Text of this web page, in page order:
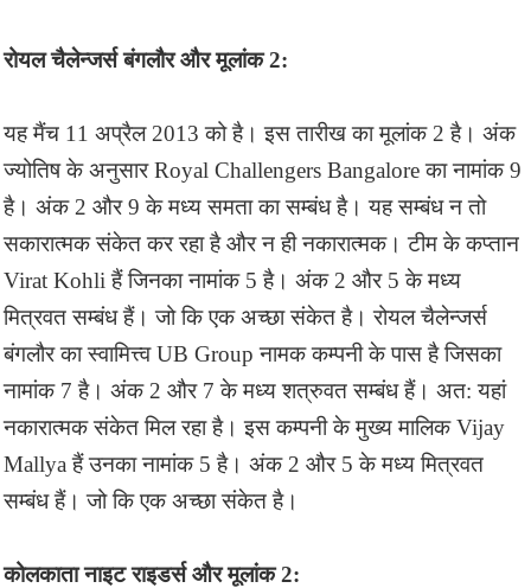
रोयल चैलेन्जर्स बंगलौर और मूलांक 2:
यह मैंच 11 अप्रैल 2013 को है। इस तारीख का मूलांक 2 है। अंक
ज्योतिष के अनुसार Royal Challengers Bangalore का नामांक 9
है। अंक 2 और 9 के मध्य समता का सम्बंध है। यह सम्बंध न तो
सकारात्मक संकेत कर रहा है और न ही नकारात्मक। टीम के कप्तान
Virat Kohli हैं जिनका नामांक 5 है। अंक 2 और 5 के मध्य
मित्रवत सम्बंध हैं। जो कि एक अच्छा संकेत है। रोयल चैलेन्जर्स
बंगलौर का स्वामित्त्व UB Group नामक कम्पनी के पास है जिसका
नामांक 7 है। अंक 2 और 7 के मध्य शत्रुवत सम्बंध हैं। अत: यहां
नकारात्मक संकेत मिल रहा है। इस कम्पनी के मुख्य मालिक Vijay
Mallya हैं उनका नामांक 5 है। अंक 2 और 5 के मध्य मित्रवत
सम्बंध हैं। जो कि एक अच्छा संकेत है।
कोलकाता नाइट राइडर्स और मूलांक 2: